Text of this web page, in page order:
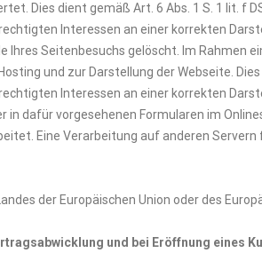
Dies dient gemäß Art. 6 Abs. 1 S. 1 lit. f
Interessen an einer korrekten
Ihres Seitenbesuchs gelöscht. Im Rahmen
und zur Darstellung der Webseite.
Interessen an einer korrekten
in dafür vorgesehenen Formularen im
Eine Verarbeitung auf anderen Servern
der Europäischen Union oder des
und bei Eröffnung eines